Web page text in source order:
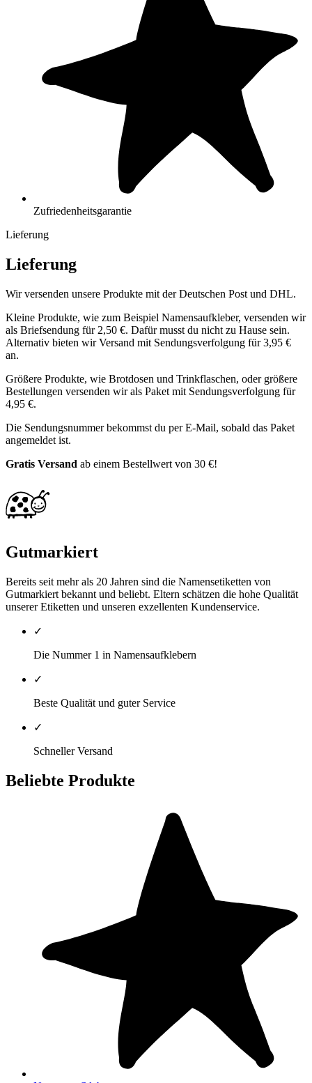
Zufriedenheitsgarantie
Lieferung
Lieferung
Wir versenden unsere Produkte mit der Deutschen Post und DHL.
Kleine Produkte, wie zum Beispiel Namensaufkleber, versenden wir
als Briefsendung für 2,50 €. Dafür musst du nicht zu Hause sein.
Alternativ bieten wir Versand mit Sendungsverfolgung für 3,95 €
an.
Größere Produkte, wie Brotdosen und Trinkflaschen, oder größere
Bestellungen versenden wir als Paket mit Sendungsverfolgung für
4,95 €.
Die Sendungsnummer bekommst du per E-Mail, sobald das Paket
angemeldet ist.
Gratis Versand ab einem Bestellwert von 30 €!
Gutmarkiert
Bereits seit mehr als 20 Jahren sind die Namensetiketten von
Gutmarkiert bekannt und beliebt. Eltern schätzen die hohe Qualität
unserer Etiketten und unseren exzellenten Kundenservice.
✓
Die Nummer 1 in Namensaufklebern
✓
Beste Qualität und guter Service
✓
Schneller Versand
Beliebte Produkte